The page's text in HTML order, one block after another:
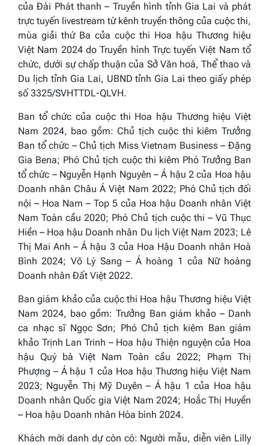
của Đài Phát thanh – Truyền hình tỉnh Gia Lai và phát
trực tuyến livestream từ kênh truyền thông của cuộc thi,
mùa giải thứ Ba của cuộc thi Hoa hậu Thương hiệu
Việt Nam 2024 do Truyền hình Trực tuyến Việt Nam tổ
chức, dưới sự chấp thuận của Sở Văn hoá, Thể thao và
Du lịch tỉnh Gia Lai, UBND tỉnh Gia Lai theo giấy phép
số 3325/SVHTTDL-QLVH.
Ban tổ chức của cuộc thi Hoa hậu Thương hiệu Việt
Nam 2024, bao gồm: Chủ tịch cuộc thi kiêm Trưởng
Ban tổ chức – Chủ tịch Miss Vietnam Business – Đặng
Gia Bena; Phó Chủ tịch cuộc thi kiêm Phó Trưởng Ban
tổ chức – Nguyễn Hạnh Nguyên – Á hậu 2 của Hoa hậu
Doanh nhân Châu Á Việt Nam 2022; Phó Chủ tịch đối
nội – Hoa Nam – Top 5 của Hoa hậu Doanh nhân Việt
Nam Toàn cầu 2020; Phó Chủ tịch cuộc thi – Vũ Thục
Hiền – Hoa hậu Doanh nhân Du lịch Việt Nam 2023; Lê
Thị Mai Anh – Á hậu 3 của Hoa Hậu Doanh nhân Hoà
Bình 2024; Võ Lý Sang – Á hoàng 1 của Nữ hoàng
Doanh nhân Đất Việt 2022.
Ban giám khảo của cuộc thi Hoa hậu Thương hiệu Việt
Nam 2024, bao gồm: Trưởng Ban giám khảo – Danh
ca nhạc sĩ Ngọc Sơn; Phó Chủ tịch kiêm Ban giám
khảo Trịnh Lan Trinh – Hoa hậu Thiện nguyện của Hoa
hậu Quý bà Việt Nam Toàn cầu 2022; Phạm Thị
Phượng – Á hậu 1 của Hoa hậu Thương hiệu Việt Nam
2023; Nguyễn Thị Mỹ Duyên – Á hậu 1 của Hoa hậu
Doanh nhân Quốc gia Việt Nam 2024; Hoắc Thị Huyền
– Hoa hậu Doanh nhân Hòa bình 2024.
Khách mời danh dự còn có: Người mẫu, diễn viên Lilly